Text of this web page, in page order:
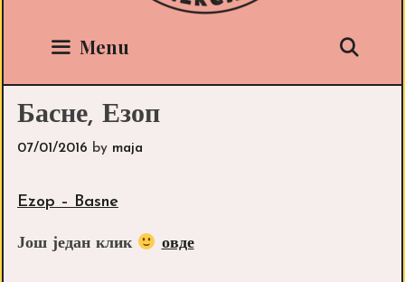
Menu
Басне, Езоп
07/01/2016 by maja
Ezop – Basne
Још један клик овде